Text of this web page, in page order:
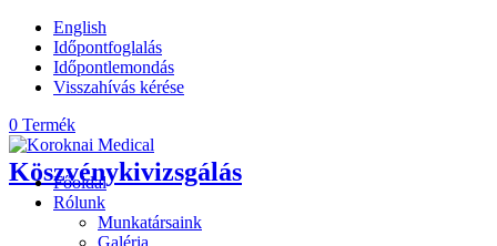
English
Időpontfoglalás
Időpontlemondás
Visszahívás kérése
0 Termék
Főoldal
Rólunk
Munkatársaink
Galéria
Köszvénykivizsgálás
10% kedvezménnyel